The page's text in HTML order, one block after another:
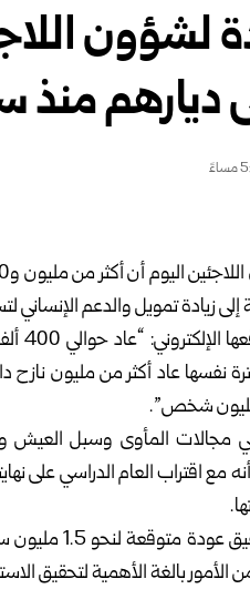
ديارهم منذ
إلى زيادة تمويل والدعم الإنساني
كانون الأول 2024 وخلال الفترة نفسها عاد
المأوى وسبل العيش
مع اقتراب العام الدراسي على
ولفتت المفوضية
بالغة الأهمية لتحقيق